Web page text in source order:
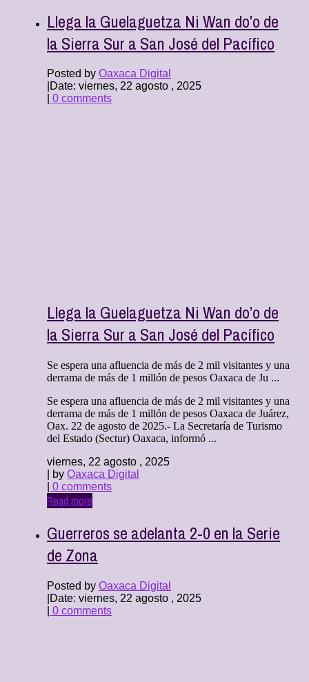
Llega la Guelaguetza Ni Wan do’o de
la Sierra Sur a San José del Pacífico
Posted by Oaxaca Digital
Date: viernes, 22 agosto , 2025
0 comments
Llega la Guelaguetza Ni Wan do’o de
la Sierra Sur a San José del Pacífico
Se espera una afluencia de más de 2 mil visitantes y una
derrama de más de 1 millón de pesos Oaxaca de Ju ...
Se espera una afluencia de más de 2 mil visitantes y una
derrama de más de 1 millón de pesos Oaxaca de Juárez,
Oax. 22 de agosto de 2025.- La Secretaría de Turismo
del Estado (Sectur) Oaxaca, informó ...
viernes, 22 agosto , 2025
| by Oaxaca Digital
0 comments
Read more
Guerreros se adelanta 2-0 en la Serie
de Zona
Posted by Oaxaca Digital
Date: viernes, 22 agosto , 2025
0 comments